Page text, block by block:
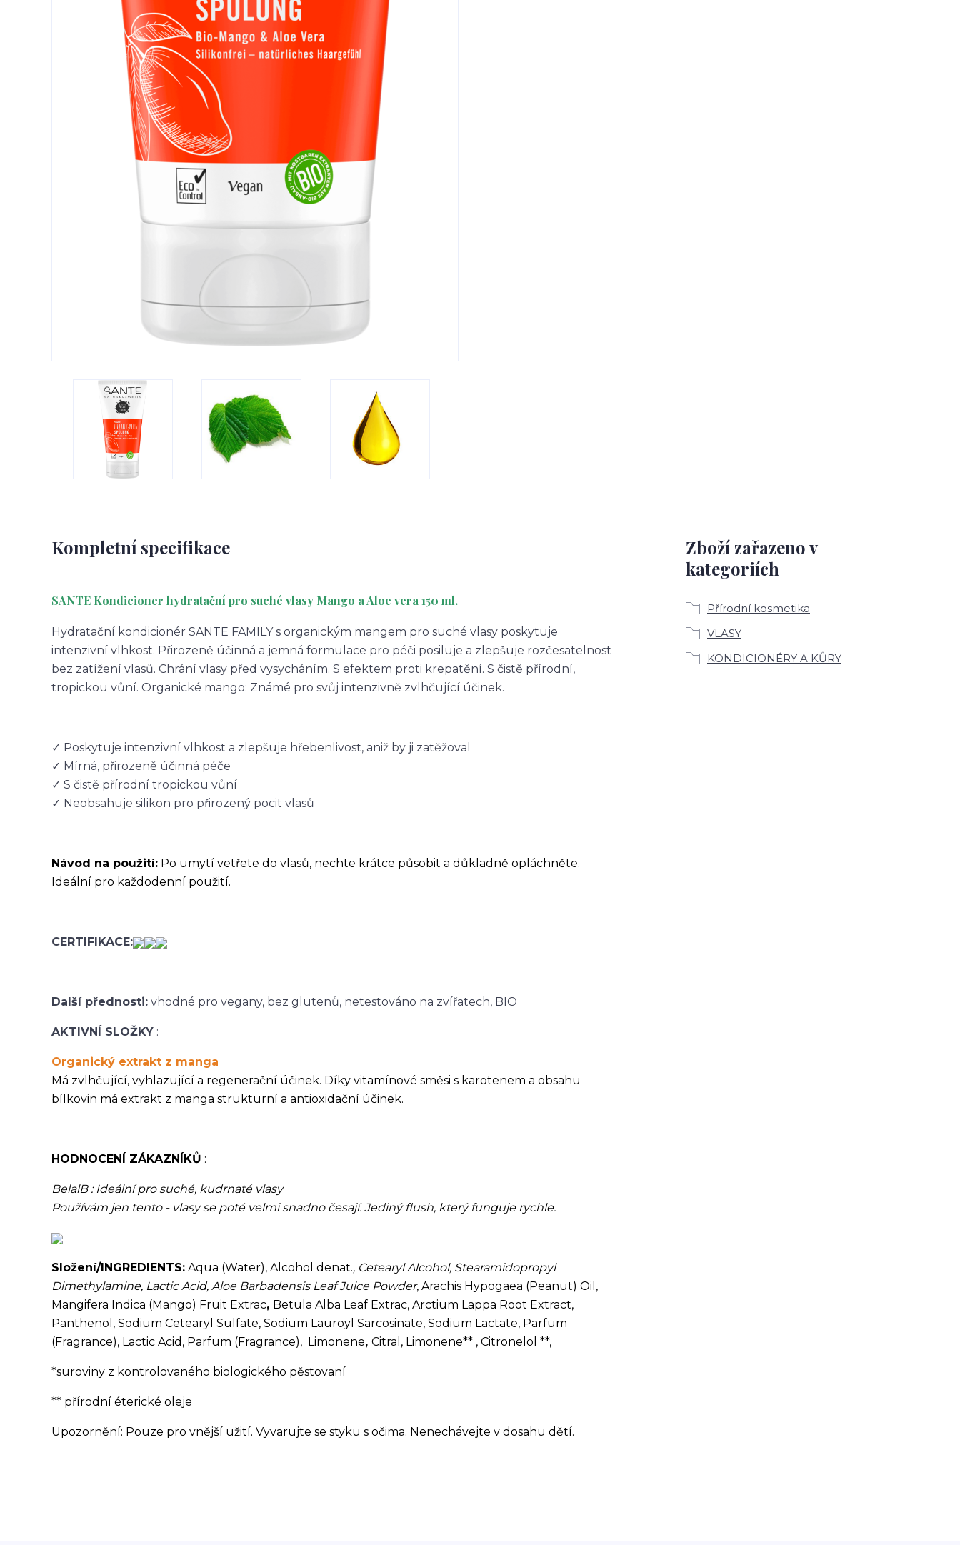
Kompletní specifikace
SANTE Kondicioner hydratační pro suché vlasy Mango a Aloe vera 150 ml.
Hydratační kondicionér SANTE FAMILY s organickým mangem pro suché vlasy poskytuje
intenzivní vlhkost. Přirozeně účinná a jemná formulace pro péči posiluje a zlepšuje rozčesatelnost
bez zatížení vlasů. Chrání vlasy před vysycháním. S efektem proti krepatění. S čistě přírodní,
tropickou vůní. Organické mango: Známé pro svůj intenzivně zvlhčující účinek.
✓ Poskytuje intenzivní vlhkost a zlepšuje hřebenlivost, aniž by ji zatěžoval
✓ Mírná, přirozeně účinná péče
✓ S čistě přírodní tropickou vůní
✓ Neobsahuje silikon pro přirozený pocit vlasů
Návod na použití: Po umytí vetřete do vlasů, nechte krátce působit a důkladně opláchněte.
Ideální pro každodenní použití.
CERTIFIKACE:
Další přednosti: vhodné pro vegany, bez glutenů, netestováno na zvířatech, BIO
AKTIVNÍ SLOŽKY :
Organický extrakt z manga
Má zvlhčující, vyhlazující a regenerační účinek. Díky vitamínové směsi s karotenem a obsahu
bílkovin má extrakt z manga strukturní a antioxidační účinek.
HODNOCENÍ ZÁKAZNÍKŮ :
BelalB : Ideální pro suché, kudrnaté vlasy
Používám jen tento - vlasy se poté velmi snadno česají. Jediný flush, který funguje rychle.
Složení/INGREDIENTS: Aqua (Water), Alcohol denat., Cetearyl Alcohol, Stearamidopropyl
Dimethylamine, Lactic Acid, Aloe Barbadensis Leaf Juice Powder, Arachis Hypogaea (Peanut) Oil,
Mangifera Indica (Mango) Fruit Extrac, Betula Alba Leaf Extrac, Arctium Lappa Root Extract,
Panthenol, Sodium Cetearyl Sulfate, Sodium Lauroyl Sarcosinate, Sodium Lactate, Parfum
(Fragrance), Lactic Acid, Parfum (Fragrance), Limonene, Citral, Limonene** , Citronelol **,
*suroviny z kontrolovaného biologického pěstovaní
** přírodní éterické oleje
Upozornění: Pouze pro vnější užití. Vyvarujte se styku s očima. Nenechávejte v dosahu dětí.
Zboží zařazeno v
kategoriích
Přírodní kosmetika
VLASY
KONDICIONÉRY A KŮRY